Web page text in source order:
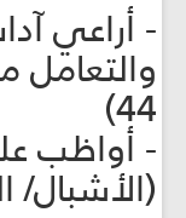
- أراعي
والتعامل
44)
- أواظب
(الأشبال/